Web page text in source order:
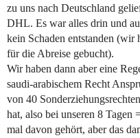
zu uns nach Deutschland
DHL. Es war alles drin und
kein Schaden entstanden
für die Abreise gebucht).
Wir haben dann aber eine
saudi-arabischem Recht
von 40
hat, also bei unseren 8 Tagen
mal davon gehört, aber das